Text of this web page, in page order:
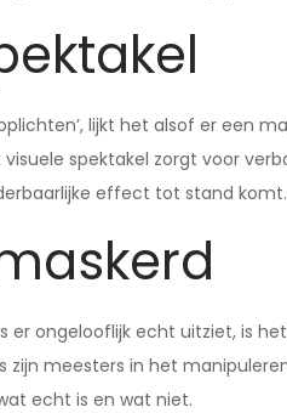
lijkt het alsof er een
spektakel zorgt voor
effect tot stand komt.
er ongelooflijk echt uitziet, is
zijn meesters in het
echt is en wat niet.